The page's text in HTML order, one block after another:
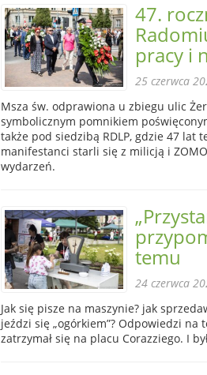
47.
pracy i
25 czerwca
Msza św. odprawiona u zbiegu ulic
symbolicznym pomnikiem
także pod siedzibą RDLP, gdzie 47 lat
manifestanci starli się z milicją i
wydarzeń.
temu
24 czerwca
Jak się pisze na maszynie? jak
jeździ się „ogórkiem”? Odpowiedzi na
zatrzymał się na placu Corazziego. I